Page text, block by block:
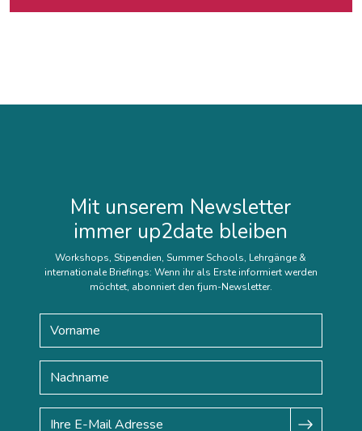
Mit unserem Newsletter
immer up2date bleiben
Workshops, Stipendien, Summer Schools, Lehrgänge &
internationale Briefings: Wenn ihr als Erste informiert werden
möchtet, abonniert den fjum-Newsletter.